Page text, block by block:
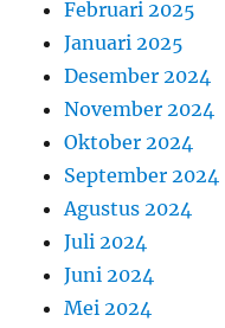
Februari 2025
Januari 2025
Desember 2024
November 2024
Oktober 2024
September 2024
Agustus 2024
Juli 2024
Juni 2024
Mei 2024